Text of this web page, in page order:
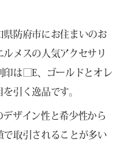
防府市にお住まいのお
メスの人気アクセサリ
印は□E、ゴールドとオレ
引く逸品です。
ザイン性と希少性から
取引されることが多い